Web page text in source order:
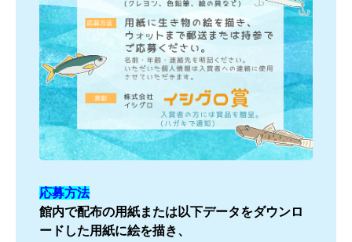
応募方法
館内で配布の用紙または以下データをダウンロ
ードした用紙に絵を描き、